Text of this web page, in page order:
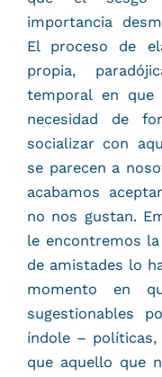
importancia
El proceso de
propia,
temporal en que
necesidad de
socializar con
se parecen a
acabamos
no nos gustan.
le encontremos
de amistades lo
momento en
sugestionables
índole – políticas,
que aquello que